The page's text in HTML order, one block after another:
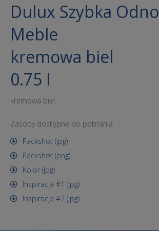
Dulux Szybka
Meble
kremowa biel
0.75 l
kremowa biel
Zasoby dostępne do pobrania
Packshot (jpg)
Packshot (png)
Kolor (jpg)
Inspiracja #1 (jpg)
Inspiracja #2 (jpg)